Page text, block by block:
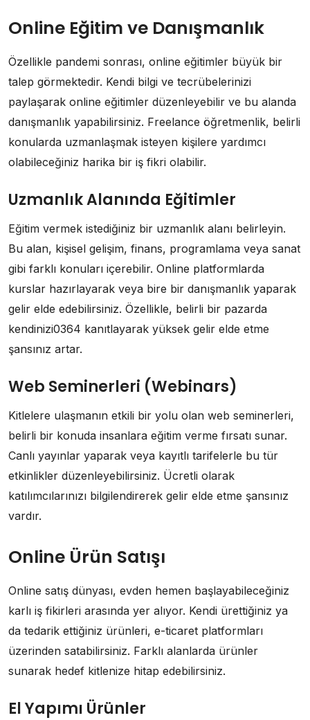
Online Eğitim ve Danışmanlık
Özellikle pandemi sonrası, online eğitimler büyük bir
talep görmektedir. Kendi bilgi ve tecrübelerinizi
paylaşarak online eğitimler düzenleyebilir ve bu alanda
danışmanlık yapabilirsiniz. Freelance öğretmenlik, belirli
konularda uzmanlaşmak isteyen kişilere yardımcı
olabileceğiniz harika bir iş fikri olabilir.
Uzmanlık Alanında Eğitimler
Eğitim vermek istediğiniz bir uzmanlık alanı belirleyin.
Bu alan, kişisel gelişim, finans, programlama veya sanat
gibi farklı konuları içerebilir. Online platformlarda
kurslar hazırlayarak veya bire bir danışmanlık yaparak
gelir elde edebilirsiniz. Özellikle, belirli bir pazarda
kendinizi0364 kanıtlayarak yüksek gelir elde etme
şansınız artar.
Web Seminerleri (Webinars)
Kitlelere ulaşmanın etkili bir yolu olan web seminerleri,
belirli bir konuda insanlara eğitim verme fırsatı sunar.
Canlı yayınlar yaparak veya kayıtlı tarifelerle bu tür
etkinlikler düzenleyebilirsiniz. Ücretli olarak
katılımcılarınızı bilgilendirerek gelir elde etme şansınız
vardır.
Online Ürün Satışı
Online satış dünyası, evden hemen başlayabileceğiniz
karlı iş fikirleri arasında yer alıyor. Kendi ürettiğiniz ya
da tedarik ettiğiniz ürünleri, e-ticaret platformları
üzerinden satabilirsiniz. Farklı alanlarda ürünler
sunarak hedef kitlenize hitap edebilirsiniz.
El Yapımı Ürünler